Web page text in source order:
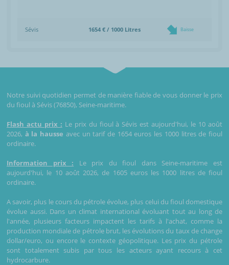
Sévis 1654 € / 1000 Litres Baisse
Notre suivi quotidien permet de manière fiable de vous donner le prix
du fioul à Sévis (76850), Seine-maritime.
Flash actu prix : Le prix du fioul à Sévis est aujourd'hui, le 10 août
2026, à la hausse avec un tarif de 1654 euros les 1000 litres de fioul
ordinaire.
Information prix : Le prix du fioul dans Seine-maritime est
aujourd'hui, le 10 août 2026, de 1605 euros les 1000 litres de fioul
ordinaire.
A savoir, plus le cours du pétrole évolue, plus celui du fioul domestique
évolue aussi. Dans un climat international évoluant tout au long de
l'année, plusieurs facteurs impactent les tarifs à l'achat, comme la
production mondiale de pétrole brut, les évolutions du taux de change
dollar/euro, ou encore le contexte géopolitique. Les prix du pétrole
sont totalement subis par tous les acteurs ayant recours à cet
hydrocarbure.